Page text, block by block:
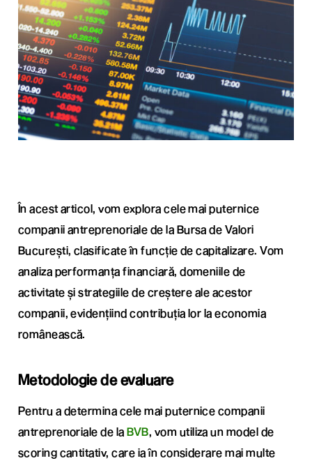
În acest articol, vom explora cele mai puternice
companii antreprenoriale de la Bursa de Valori
București, clasificate în funcție de capitalizare. Vom
analiza performanța financiară, domeniile de
activitate și strategiile de creștere ale acestor
companii, evidențiind contribuția lor la economia
românească.
Metodologie de evaluare
Pentru a determina cele mai puternice companii
antreprenoriale de laBVB, vom utiliza un model de
scoring cantitativ, care ia în considerare mai multe